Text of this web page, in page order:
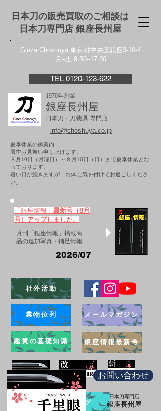
日本刀の販売買取のご相談は
日本刀専門店 銀座⻑州屋
Ginza Choshuya 東京都中央区銀座3-10-4
月–土 9:30–17:30
TEL 0120-123-622
1970年創業
銀座長州屋
日本刀・刀装具 専門店
info@choshuya.co.jp
夏季休業の御案内
暑中お見舞い申し上げます。
８月10日（月曜日）～８月16日（日）まで夏季休業とな
っております。
​暑い日が続きますが、お体に気を付けてお過ごしくださ
い。
「銀座情報」 最新号（8月
号）アップしました。
月刊「銀座情報」掲載商
品の追加写真・補足情報
2026/07
社外活動
業物位列
鑑賞の基礎知識
メールマガジン
銀座情報最新号
ブログ
お問い合わせ
日本刀専門店
​銀座長州屋